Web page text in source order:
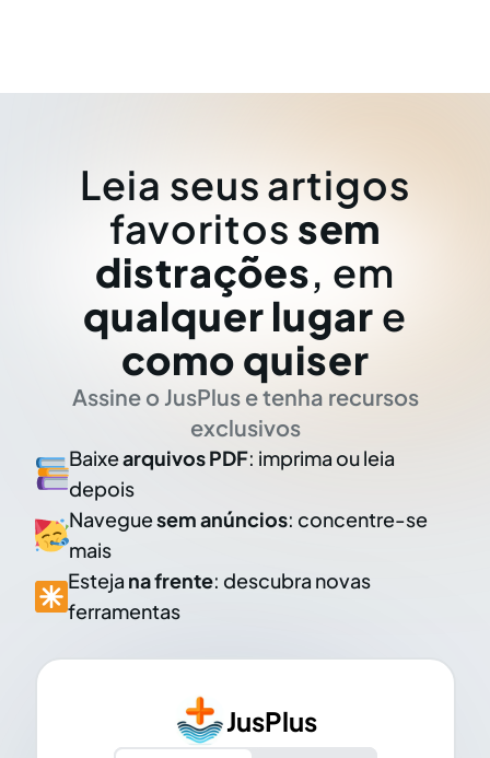
Leia seus artigos
favoritos sem
distrações, em
qualquer lugar e
como quiser
Assine o JusPlus e tenha recursos
exclusivos
Baixearquivos PDF: imprima ou leia
depois
Naveguesem anúncios: concentre-se
mais
Esteja na frente: descubra novas
ferramentas
JusPlus